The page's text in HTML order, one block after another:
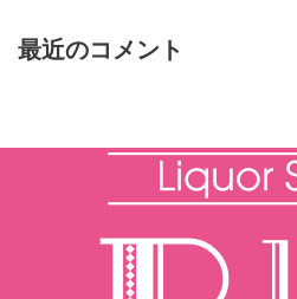
最近のコメント